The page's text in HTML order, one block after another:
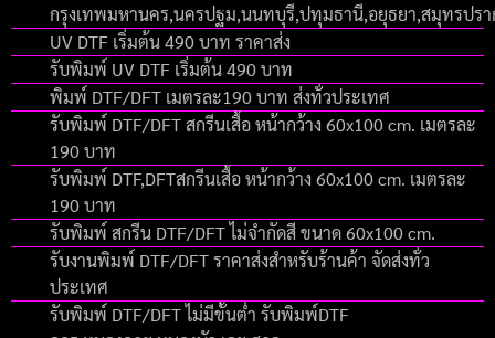
กรุงเทพมหานคร,นครปฐม,นนทบุรี,ปทุมธานี,อยุธยา,สมุทรปร
UV DTF เริ่มต้น 490 บาท ราคาส่ง
รับพิมพ์ UV DTF เริ่มต้น 490 บาท
พิมพ์ DTF/DFT เมตรละ190 บาท ส่งทั่วประเทศ
รับพิมพ์ DTF/DFT สกรีนเสื้อ หน้ากว้าง 60x100 cm. เมตรละ
190 บาท
รับพิมพ์ DTF,DFTสกรีนเสื้อ หน้ากว้าง 60x100 cm. เมตรละ
190 บาท
รับพิมพ์ สกรีน DTF/DFT ไม่จำกัดสี ขนาด 60x100 cm.
รับงานพิมพ์ DTF/DFT ราคาส่งสำหรับร้านค้า จัดส่งทั่ว
ประเทศ
รับพิมพ์ DTF/DFT ไม่มีขั้นต่ำ รับพิมพ์DTF